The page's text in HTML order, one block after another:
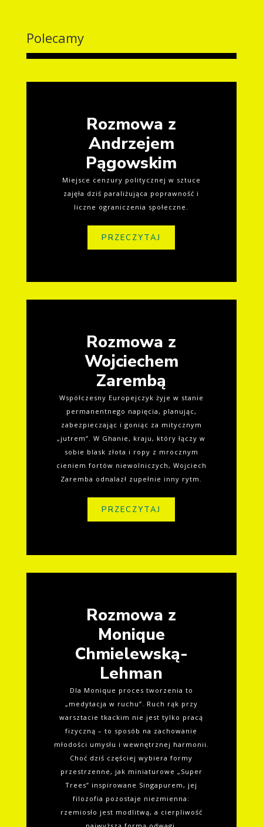
Polecamy
Rozmowa z
Andrzejem
Pągowskim
Miejsce cenzury politycznej w sztuce
zajęła dziś paraliżująca poprawność i
liczne ograniczenia społeczne.
PRZECZYTAJ
Rozmowa z
Wojciechem
Zarembą
Współczesny Europejczyk żyje w stanie
permanentnego napięcia, planując,
zabezpieczając i goniąc za mitycznym
„jutrem”. W Ghanie, kraju, który łączy w
sobie blask złota i ropy z mrocznym
cieniem fortów niewolniczych, Wojciech
Zaremba odnalazł zupełnie inny rytm.
PRZECZYTAJ
Rozmowa z
Monique
Chmielewską-
Lehman
Dla Monique proces tworzenia to
„medytacja w ruchu”. Ruch rąk przy
warsztacie tkackim nie jest tylko pracą
fizyczną – to sposób na zachowanie
młodości umysłu i wewnętrznej harmonii.
Choć dziś częściej wybiera formy
przestrzenne, jak miniaturowe „Super
Trees” inspirowane Singapurem, jej
filozofia pozostaje niezmienna:
rzemiosło jest modlitwą, a cierpliwość